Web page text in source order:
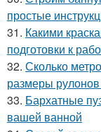
простые
31. Какими
подготовки к
32. Сколько
размеры
33. Бархатные
вашей ванной